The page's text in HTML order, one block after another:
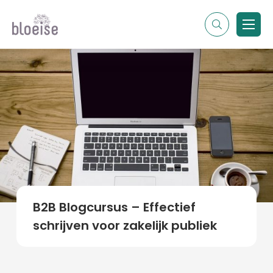
Contentmarketing
Online marketing
Branches
Marketing
Alle soorten artikelen
Alle topics
B2B Blogcursus – Effectief
schrijven voor zakelijk publiek